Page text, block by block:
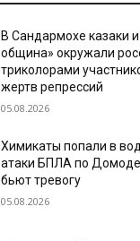
В Сандармохе казаки и
община» окружали
триколорами
жертв репрессий
05.08.2026
Химикаты попали в
атаки БПЛА по
бьют тревогу
05.08.2026